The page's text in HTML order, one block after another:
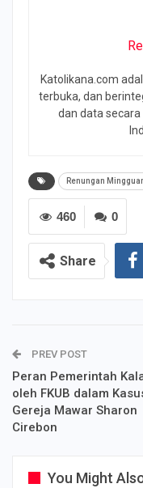
Katolikana.com
terbuka, dan
dan data secara
Renungan
0
460
Share
PREV POST
Peran Pemerintah
oleh FKUB dalam
Gereja Mawar Sharon
Cirebon
You Might